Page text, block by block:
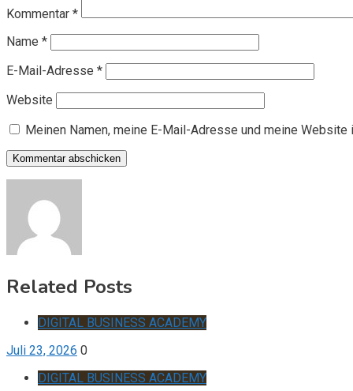
Kommentar *
Name *
E-Mail-Adresse *
Website
Meinen Namen, meine E-Mail-Adresse und meine
Related Posts
DIGITAL BUSINESS ACADEMY
Juli 23, 2026 0
DIGITAL BUSINESS ACADEMY